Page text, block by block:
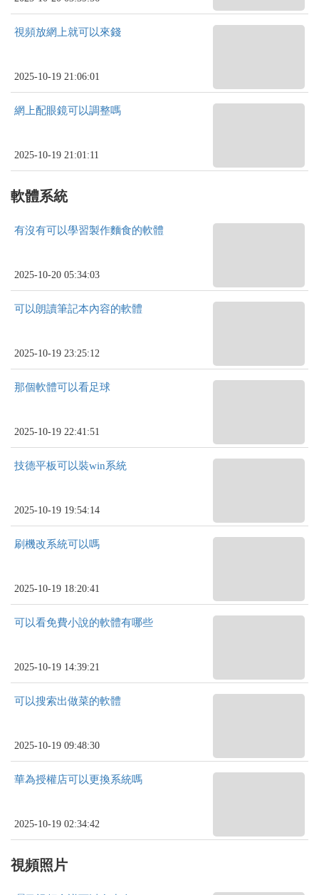
視頻放網上就可以來錢
2025-10-19 21:06:01
網上配眼鏡可以調整嗎
2025-10-19 21:01:11
軟體系統
有沒有可以學習製作麵食的軟體
2025-10-20 05:34:03
可以朗讀筆記本內容的軟體
2025-10-19 23:25:12
那個軟體可以看足球
2025-10-19 22:41:51
技德平板可以裝win系統
2025-10-19 19:54:14
刷機改系統可以嗎
2025-10-19 18:20:41
可以看免費小說的軟體有哪些
2025-10-19 14:39:21
可以搜索出做菜的軟體
2025-10-19 09:48:30
華為授權店可以更換系統嗎
2025-10-19 02:34:42
視頻照片